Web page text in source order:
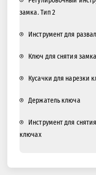
замка. Тип 2
Инструмент для
Ключ для снятия замка
Кусачки для нарезки
Держатель ключа
Инструмент для
ключах